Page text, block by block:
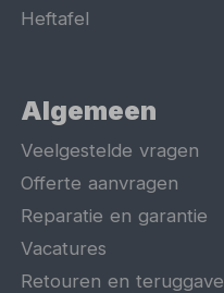
Heftafel
Algemeen
Veelgestelde vragen
Offerte aanvragen
Reparatie en garantie
Vacatures
Retouren en teruggave